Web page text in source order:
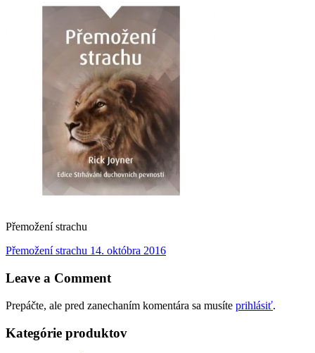
Přemožení strachu
Navigácia
v
Přemožení strachu Previous
14. októbra 2016
Leave a Comment
Prepáčte, ale pred zanechaním komentára sa musíte prihlásiť.
Kategórie produktov